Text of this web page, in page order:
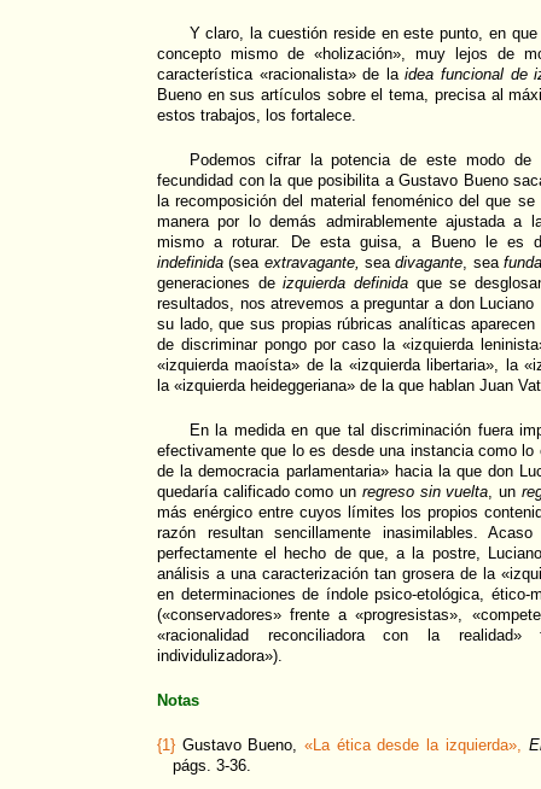
Y claro, la cuestión reside en este punto, en
concepto mismo de «holización», muy lejos de
característica «racionalista» de laidea funcional de
Bueno en sus artículos sobre el tema, precisa al
estos trabajos, los fortalece.
Podemos cifrar la potencia de este modo
fecundidad con la que posibilita a Gustavo Bueno
la recomposición del material fenoménico del que
manera por lo demás admirablemente ajustada a
mismo a roturar. De esta guisa, a Bueno le es
indefinida (sea extravagante, seadivagante, sea
generaciones deizquierda definida que se
resultados, nos atrevemos a preguntar a don
su lado, que sus propias rúbricas analíticas
de discriminar pongo por caso la «izquierda
«izquierda maoísta» de la «izquierda libertaria», la
la «izquierda heideggeriana» de la que hablan Juan
En la medida en que tal discriminación fuera
efectivamente que lo es desde una instancia como lo
de la democracia parlamentaria» hacia la que don
quedaría calificado como un regreso sin vuelta, un
más enérgico entre cuyos límites los propios
razón resultan sencillamente inasimilables.
perfectamente el hecho de que, a la postre,
análisis a una caracterización tan grosera de la
en determinaciones de índole psico-etológica, ético-
(«conservadores» frente a «progresistas»,
«racionalidad reconciliadora con la
individulizadora»).
Notas
{1} Gustavo Bueno,«La ética desde la izquierda»,
págs. 3-36.